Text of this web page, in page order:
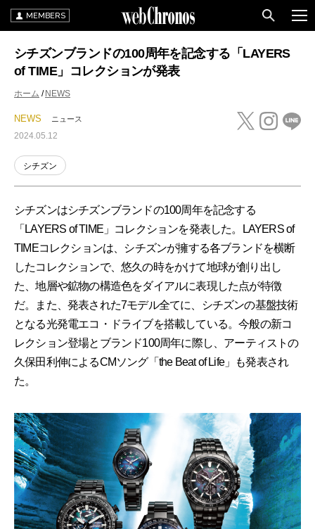
MEMBERS
シチズンブランドの100周年を記念する「LAYERS
of TIME」コレクションが発表
ホーム NEWS
NEWS ニュース
2024.05.12
シチズン
シチズンはシチズンブランドの100周年を記念する
「LAYERS of TIME」コレクションを発表した。LAYERS of
TIMEコレクションは、シチズンが擁する各ブランドを横断
したコレクションで、悠久の時をかけて地球が創り出し
た、地層や鉱物の構造色をダイアルに表現した点が特徴
だ。また、発表された7モデル全てに、シチズンの基盤技術
となる光発電エコ・ドライブを搭載している。今般の新コ
レクション登場とブランド100周年に際し、アーティストの
久保田利伸によるCMソング「the Beat of Life」も発表され
た。